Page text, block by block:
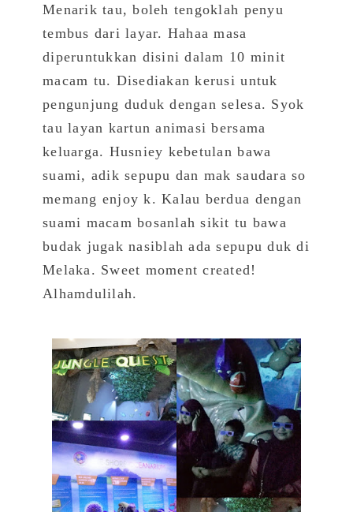
Menarik tau, boleh tengoklah penyu
tembus dari layar. Hahaa masa
diperuntukkan disini dalam 10 minit
macam tu. Disediakan kerusi untuk
pengunjung duduk dengan selesa. Syok
tau layan kartun animasi bersama
keluarga. Husniey kebetulan bawa
suami, adik sepupu dan mak saudara so
memang enjoy k. Kalau berdua dengan
suami macam bosanlah sikit tu bawa
budak jugak nasiblah ada sepupu duk di
Melaka. Sweet moment created!
Alhamdulilah.